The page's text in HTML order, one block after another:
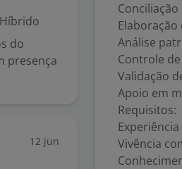
Híbrido
do
presença
12 jun
Análise
Controle
Validação
Apoio em
Requisitos:
Vivência